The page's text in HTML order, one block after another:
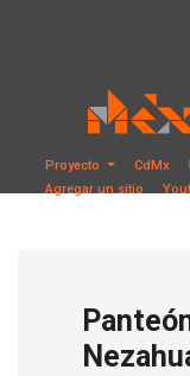
Proyecto CdMx
Agregar un sitio